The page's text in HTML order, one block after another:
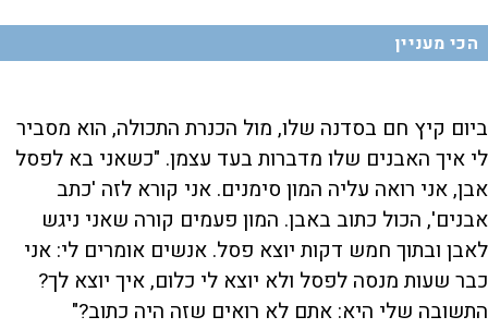
הכי מעניין
ביום קיץ חם בסדנה שלו, מול הכנרת התכולה, הוא מסביר
לי איך האבנים שלו מדברות בעד עצמן. "כשאני בא לפסל
אבן, אני רואה עליה המון סימנים. אני קורא לזה 'כתב
אבנים', הכול כתוב באבן. המון פעמים קורה שאני ניגש
לאבן ובתוך חמש דקות יוצא פסל. אנשים אומרים לי: אני
כבר שעות מנסה לפסל ולא יוצא לי כלום, איך יוצא לך?
התשובה שלי היא: אתם לא רואים שזה היה כתוב?"